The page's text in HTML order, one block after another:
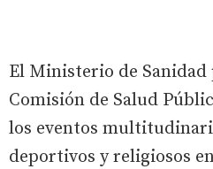
El Ministerio de Sanidad
Comisión de Salud
los eventos
deportivos y religiosos